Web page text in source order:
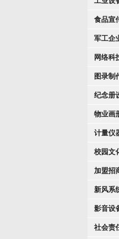
食品宣
军工企
网络科
图录制
纪念册
物业画
计量仪
校园文
加盟招
新风系
影音设
社会责